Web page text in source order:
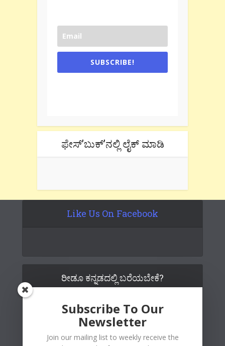
SUBSCRIBE!
ಫೇಸ್’ಬುಕ್’ನಲ್ಲಿ ಲೈಕ್ ಮಾಡಿ
Like Us On Facebook
ರೀಡೂ ಕನ್ನಡದಲ್ಲಿ ಬರೆಯಬೇಕೆ?
Subscribe To Our
Newsletter
Join our mailing list to weekly receive the